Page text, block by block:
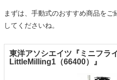
まずは、手動式のおすすめ商品を
してくださいね。
東洋アソシエイツ『ミニフラ
LittleMilling1（66400）』